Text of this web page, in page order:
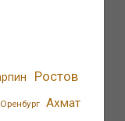
Ростов
Оренбург Ахмат